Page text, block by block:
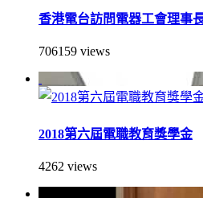
香港電台訪問電器工會理事
706159 views
2018第六屆電職教育獎學金
4262 views